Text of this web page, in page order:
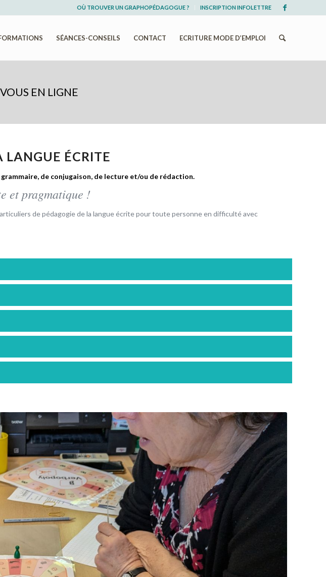
OÙ TROUVER UN GRAPHOPÉDAGOGUE ? INSCRIPTION INFOLETTRE
SÉANCES-CONSEILS CONTACT ECRITURE MODE D’EMPLOI
EN LIGNE
LANGUE ÉCRITE
de conjugaison, de lecture et/ou de rédaction.
et pragmatique !
de pédagogie de la langue écrite pour toute personne en difficulté avec